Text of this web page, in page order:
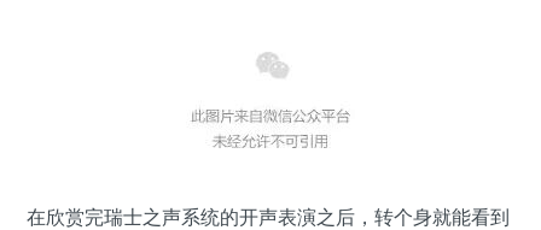
在欣赏完瑞士之声系统的开声表演之后，转个身就能看到